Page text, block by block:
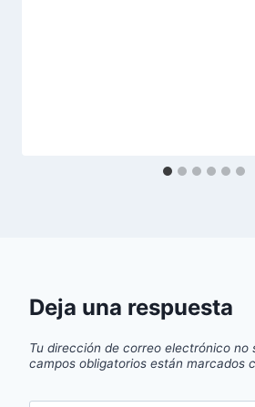
Deja una respuesta
Tu dirección de correo electrónico no
campos obligatorios están marcados